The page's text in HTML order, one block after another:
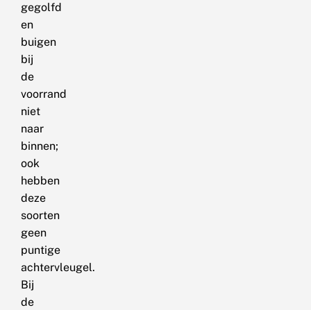
gegolfd
en
buigen
bij
de
voorrand
niet
naar
binnen;
ook
hebben
deze
soorten
geen
puntige
achtervleugel.
Bij
de